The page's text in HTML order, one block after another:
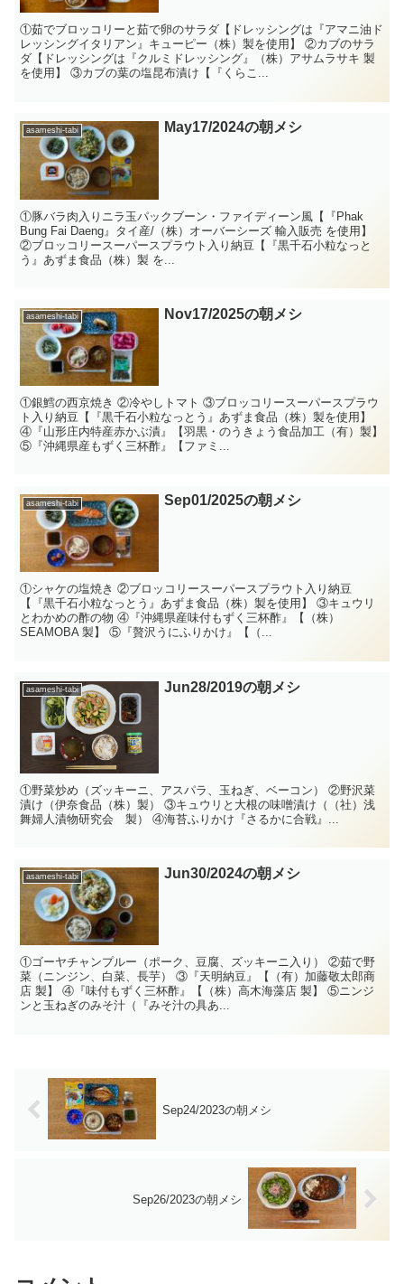
①茹でブロッコリーと茹で卵のサラダ【ドレッシングは『アマニ油ド
レッシングイタリアン』キューピー（株）製を使用】 ②カブのサラ
ダ【ドレッシングは『クルミドレッシング』（株）アサムラサキ 製
を使用】 ③カブの葉の塩昆布漬け【『くらこ...
asameshi-tabi May17/2024の朝メシ
①豚バラ肉入りニラ玉パックブーン・ファイディーン風【『Phak
Bung Fai Daeng』タイ産/（株）オーバーシーズ 輸入販売 を使用】
②ブロッコリースーパースプラウト入り納豆【『黒千石小粒なっと
う』あずま食品（株）製 を...
asameshi-tabi Nov17/2025の朝メシ
①銀鱈の西京焼き ②冷やしトマト ③ブロッコリースーパースプラウ
ト入り納豆【『黒千石小粒なっとう』あずま食品（株）製を使用】
④『山形庄内特産赤かぶ漬』【羽黒・のうきょう食品加工（有）製】
⑤『沖縄県産もずく三杯酢』【ファミ...
asameshi-tabi Sep01/2025の朝メシ
①シャケの塩焼き ②ブロッコリースーパースプラウト入り納豆
【『黒千石小粒なっとう』あずま食品（株）製を使用】 ③キュウリ
とわかめの酢の物 ④『沖縄県産味付もずく三杯酢』【（株）
SEAMOBA 製】 ⑤『贅沢うにふりかけ』【（...
asameshi-tabi Jun28/2019の朝メシ
①野菜炒め（ズッキーニ、アスパラ、玉ねぎ、ベーコン） ②野沢菜
漬け（伊奈食品（株）製） ③キュウリと大根の味噌漬け（（社）浅
舞婦人漬物研究会 製） ④海苔ふりかけ『さるかに合戦』...
asameshi-tabi Jun30/2024の朝メシ
①ゴーヤチャンプルー（ポーク、豆腐、ズッキーニ入り） ②茹で野
菜（ニンジン、白菜、長芋） ③『天明納豆』【（有）加藤敬太郎商
店 製】 ④『味付もずく三杯酢』【（株）高木海藻店 製】 ⑤ニンジ
ンと玉ねぎのみそ汁（『みそ汁の具あ...
Sep24/2023の朝メシ
Sep26/2023の朝メシ